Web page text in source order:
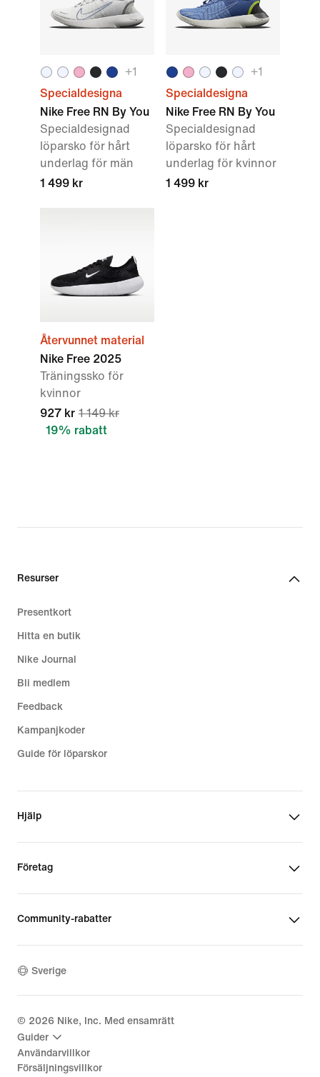
+1
Specialdesigna
Nike Free RN By You
Specialdesignad
löparsko för hårt
underlag för män
1 499 kr
+1
Specialdesigna
Nike Free RN By You
Specialdesignad
löparsko för hårt
underlag för kvinnor
1 499 kr
Återvunnet material
Nike Free 2025
Träningssko för
kvinnor
927 kr 1 149 kr
19% rabatt
Resurser
Presentkort
Hitta en butik
Nike Journal
Bli medlem
Feedback
Kampanjkoder
Guide för löparskor
Hjälp
Företag
Community-rabatter
Sverige
© 2026 Nike, Inc. Med ensamrätt
Guider
Användarvillkor
Försäljningsvillkor